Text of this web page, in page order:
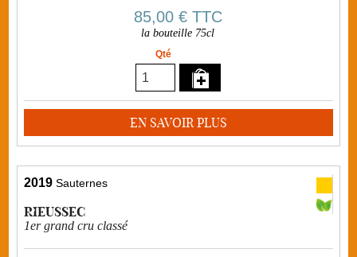
85,00 €TTC
la bouteille 75cl
Qté
EN SAVOIR PLUS
2019 Sauternes
RIEUSSEC
1er grand cru classé